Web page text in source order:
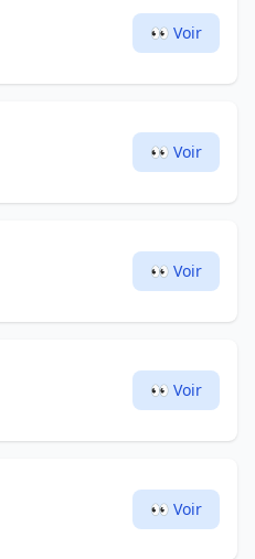
👀 Voir
👀 Voir
👀 Voir
👀 Voir
👀 Voir